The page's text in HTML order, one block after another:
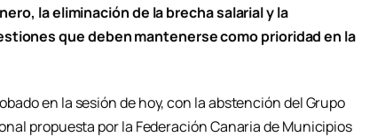
la eliminación de la brecha salarial y la
que deben mantenerse como prioridad en la
en la sesión de hoy, con la abstención del Grupo
propuesta por la Federación Canaria de Municipios